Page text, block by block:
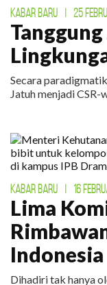
KABAR BARU 25
Secara
Jatuh menjadi CSR-
KABAR BARU 16
Lima
Indonesia
Dihadiri tak hanya